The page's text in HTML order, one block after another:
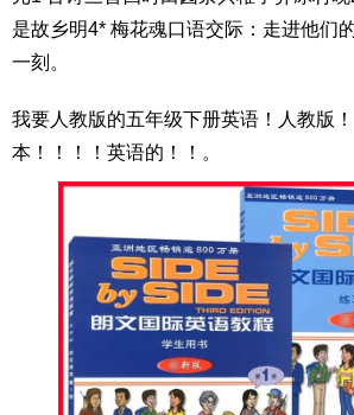
是故乡明4* 梅花魂口语交际：走进他们
一刻。
我要人教版的五年级下册英语！人教版
本！！！！英语的！！。